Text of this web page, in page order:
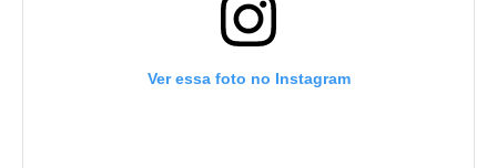
Ver essa foto no Instagram